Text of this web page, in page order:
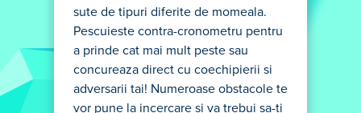
sute de tipuri diferite de momeala.
Pescuieste contra-cronometru pentru
a prinde cat mai mult peste sau
concureaza direct cu coechipierii si
adversarii tai! Numeroase obstacole te
vor pune la incercare si va trebui sa-ti